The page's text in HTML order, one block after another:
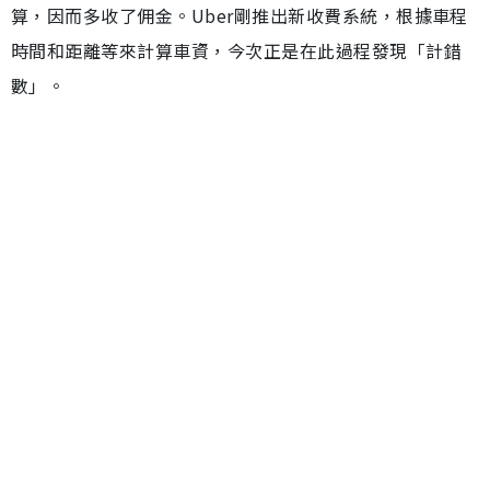
算，因而多收了佣金。Uber剛推出新收費系統，根據車程
時間和距離等來計算車資，今次正是在此過程發現「計錯
數」。